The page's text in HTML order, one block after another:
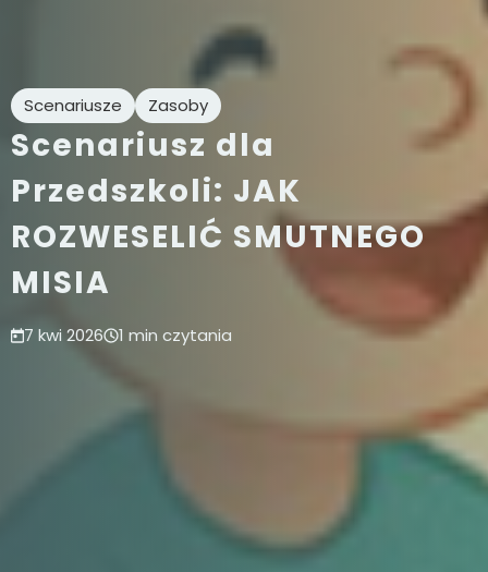
Scenariusze Zasoby
Scenariusz dla
Przedszkoli: JAK
ROZWESELIĆ SMUTNEGO
MISIA
7 kwi 2026 1 min czytania